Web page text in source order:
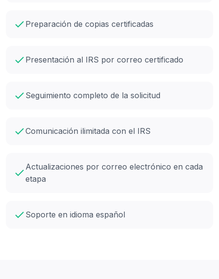
Preparación de copias certificadas
Presentación al IRS por correo certificado
Seguimiento completo de la solicitud
Comunicación ilimitada con el IRS
Actualizaciones por correo electrónico en cada
etapa
Soporte en idioma español